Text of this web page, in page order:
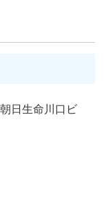
日生命川口ビ